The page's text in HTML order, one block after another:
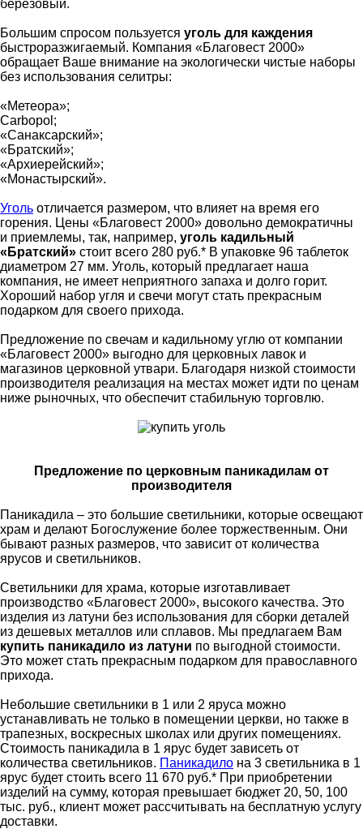
березовый.
Большим спросом пользуется уголь для каждения
быстроразжигаемый. Компания «Благовест 2000»
обращает Ваше внимание на экологически чистые наборы
без использования селитры:
«Метеора»;
Carbopol;
«Санаксарский»;
«Братский»;
«Архиерейский»;
«Монастырский».
Уголь отличается размером, что влияет на время его
горения. Цены «Благовест 2000» довольно демократичны
и приемлемы, так, например, уголь кадильный
«Братский» стоит всего 280 руб.* В упаковке 96 таблеток
диаметром 27 мм. Уголь, который предлагает наша
компания, не имеет неприятного запаха и долго горит.
Хороший набор угля и свечи могут стать прекрасным
подарком для своего прихода.
Предложение по свечам и кадильному углю от компании
«Благовест 2000» выгодно для церковных лавок и
магазинов церковной утвари. Благодаря низкой стоимости
производителя реализация на местах может идти по ценам
ниже рыночных, что обеспечит стабильную торговлю.
Предложение по церковным паникадилам от
производителя
Паникадила – это большие светильники, которые освещают
храм и делают Богослужение более торжественным. Они
бывают разных размеров, что зависит от количества
ярусов и светильников.
Светильники для храма, которые изготавливает
производство «Благовест 2000», высокого качества. Это
изделия из латуни без использования для сборки деталей
из дешевых металлов или сплавов. Мы предлагаем Вам
купить паникадило из латуни по выгодной стоимости.
Это может стать прекрасным подарком для православного
прихода.
Небольшие светильники в 1 или 2 яруса можно
устанавливать не только в помещении церкви, но также в
трапезных, воскресных школах или других помещениях.
Стоимость паникадила в 1 ярус будет зависеть от
количества светильников. Паникадило на 3 светильника в 1
ярус будет стоить всего 11 670 руб.* При приобретении
изделий на сумму, которая превышает бюджет 20, 50, 100
тыс. руб., клиент может рассчитывать на бесплатную услугу
доставки.